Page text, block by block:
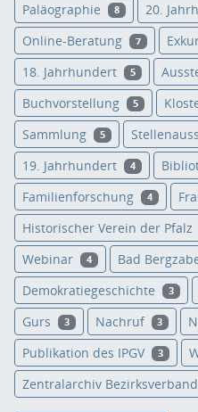
Paläographie 8 20.
Online-Beratung 7
18. Jahrhundert 5
Buchvorstellung 5
Sammlung 5
19. Jahrhundert 4
Familienforschung 4
Historischer Verein der Pfalz
Webinar 4 Bad
Demokratiegeschichte 3
Gurs 3 Nachruf 3
Publikation des IPGV 3
Zentralarchiv